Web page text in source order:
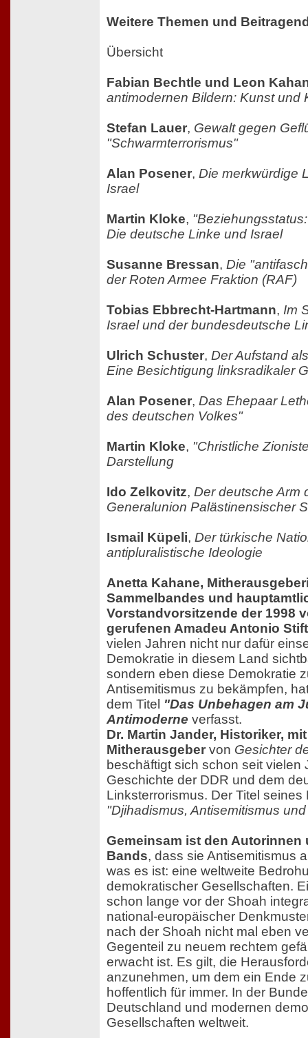
Weitere Themen und
Übersicht
Fabian Bechtle und Leon
antimodernen Bildern: Kunst und
Stefan Lauer, Gewalt gegen
"Schwarmterrorismus"
Alan Posener, Die merkwürdige
Israel
Martin Kloke,
Die deutsche Linke und Israel
Susanne Bressan, Die
der Roten Armee Fraktion (RAF)
Tobias Ebbrecht-Hartmann, Im
Israel und der bundesdeutsche
Ulrich Schuster, Der Aufstand
Eine Besichtigung linksradikaler
Alan Posener, Das Ehepaar
des deutschen Volkes"
Martin Kloke, "Christliche
Darstellung
Ido Zelkovitz, Der deutsche Arm
Generalunion Palästinensischer
Ismail Küpeli, Der türkische
antipluralistische Ideologie
Anetta Kahane,
Sammelbandes und
Vorstandvorsitzende der 1998
gerufenen Amadeu Antonio
vielen Jahren nicht nur dafür
Demokratie in diesem Land
sondern eben diese Demokratie
Antisemitismus zu bekämpfen,
dem Titel "Das Unbehagen am
Antimoderne verfasst.
Dr. Martin Jander, Historiker,
Mitherausgeber von Gesichter
beschäftigt sich schon seit vielen
Geschichte der DDR und dem
Linksterrorismus. Der Titel seines
"Djihadismus, Antisemitismus
Gemeinsam ist den Autorinnen
Bands, dass sie Antisemitismus
was es ist: eine weltweite
demokratischer Gesellschaften.
schon lange vor der Shoah
national-europäischer
nach der Shoah nicht mal eben
Gegenteil zu neuem rechtem
erwacht ist. Es gilt, die
anzunehmen, um dem ein Ende
hoffentlich für immer. In der
Deutschland und modernen
Gesellschaften weltweit.